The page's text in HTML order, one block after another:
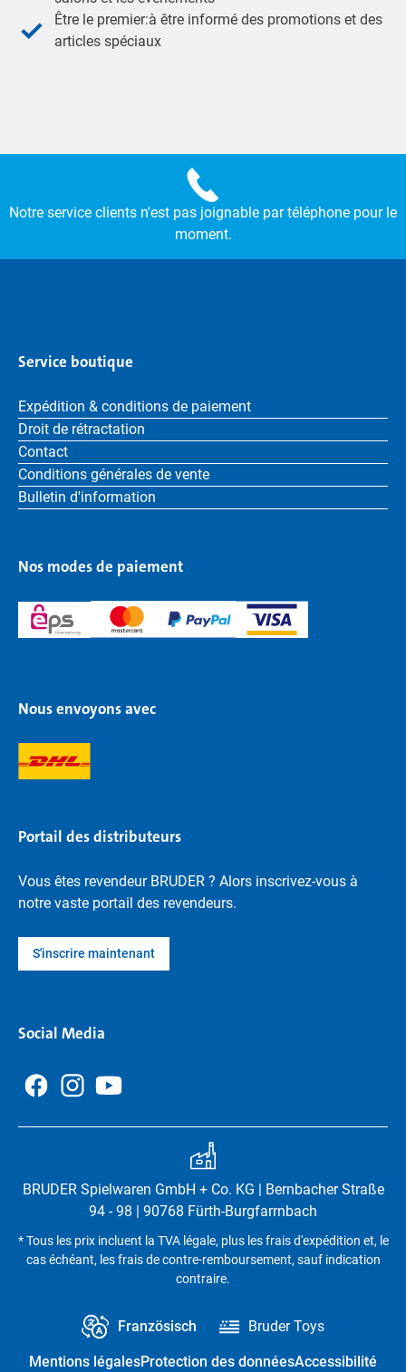
Être le premier:à être informé des promotions et des
articles spéciaux
Notre service clients n'est pas joignable par téléphone pour le
moment.
Service boutique
Expédition & conditions de paiement
Droit de rétractation
Contact
Conditions générales de vente
Bulletin d'information
Nos modes de paiement
Nous envoyons avec
Portail des distributeurs
Vous êtes revendeur BRUDER ? Alors inscrivez-vous à
notre vaste portail des revendeurs.
S'inscrire maintenant
Social Media
BRUDER Spielwaren GmbH + Co. KG | Bernbacher Straße
94 - 98 | 90768 Fürth-Burgfarrnbach
* Tous les prix incluent la TVA légale, plus les frais d'expédition et, le
cas échéant, les frais de contre-remboursement, sauf indication
contraire.
Französisch Bruder Toys
Mentions légalesProtection des donnéesAccessibilité